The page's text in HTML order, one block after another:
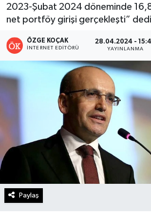
2023-Şubat 2024 döneminde
net portföy girişi gerçekleşti”
ÖZGE KOÇAK
İNTERNET EDITÖRÜ
28.04.2024 -
YAYINLANMA
Paylaş
Kültür - Sanat